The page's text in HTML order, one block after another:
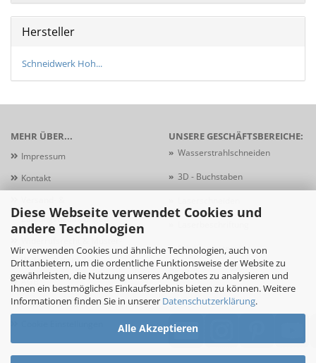
Diese Webseite verwendet Cookies und
andere Technologien
Wir verwenden Cookies und ähnliche Technologien, auch von
Drittanbietern, um die ordentliche Funktionsweise der Website zu
gewährleisten, die Nutzung unseres Angebotes zu analysieren und
Ihnen ein bestmögliches Einkaufserlebnis bieten zu können. Weitere
Informationen finden Sie in unserer Datenschutzerklärung.
Alle Akzeptieren
Hersteller
Schneidwerk Hoh...
MEHR ÜBER...
Impressum
Kontakt
Zahlungsbedingungen
Widerrufsformular
AGB
Privatsphäre und Datenschutz
UNSERE GESCHÄFTSBEREICHE:
» Wasserstrahlschneiden
» 3D - Buchstaben
»Schildersysteme